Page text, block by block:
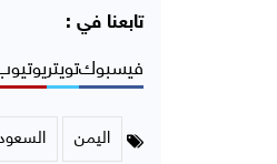
تابعنا في :
فيسبوكتويتر
اليمن